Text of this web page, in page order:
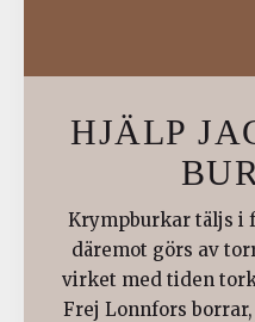
HJÄLP
Krympburkar täljs i
däremot görs av
virket med tiden
Frej Lonnfors